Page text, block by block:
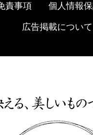
責事項 個人情報
広告掲載について